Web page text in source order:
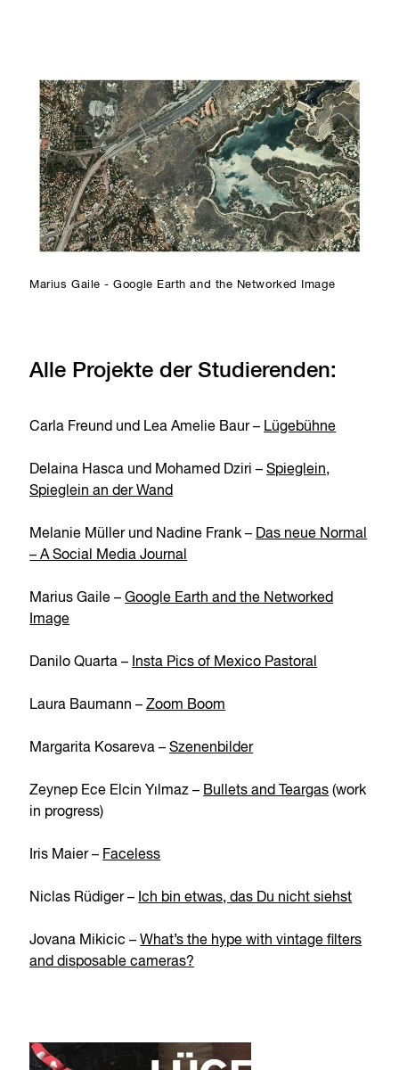
Marius Gaile - Google Earth and the Networked Image
Alle Projekte der Studierenden:
Carla Freund und Lea Amelie Baur – Lügebühne
Delaina Hasca und Mohamed Dziri –Spieglein,
Spieglein an der Wand
Melanie Müller und Nadine Frank – Das neue Normal
– A Social Media Journal
Marius Gaile –Google Earth and the Networked
Image
Danilo Quarta – Insta Pics of Mexico Pastoral
Laura Baumann –Zoom Boom
Margarita Kosareva –Szenenbilder
Zeynep Ece Elcin Yılmaz – Bullets and Teargas (work
in progress)
Iris Maier – Faceless
Niclas Rüdiger – Ich bin etwas, das Du nicht siehst
Jovana Mikicic –What’s the hype with vintage filters
and disposable cameras?